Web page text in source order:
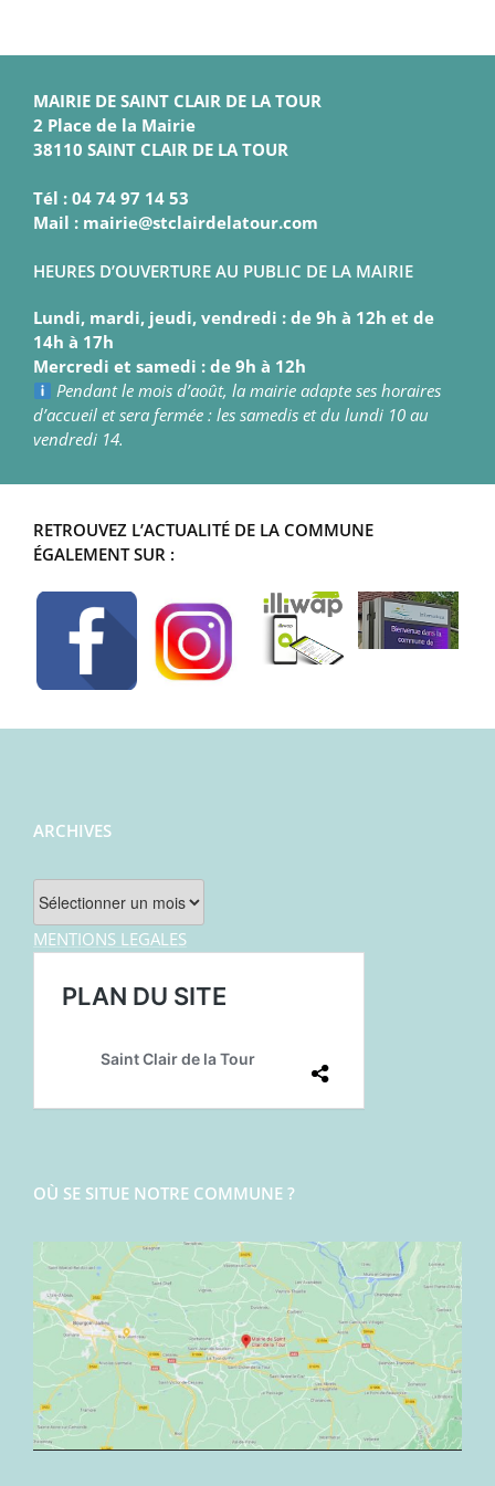
MAIRIE DE SAINT CLAIR DE LA TOUR
2 Place de la Mairie
38110 SAINT CLAIR DE LA TOUR
Tél : 04 74 97 14 53
Mail : mairie@stclairdelatour.com
HEURES D’OUVERTURE AU PUBLIC DE LA MAIRIE
Lundi, mardi, jeudi, vendredi : de 9h à 12h et de
14h à 17h
Mercredi et samedi : de 9h à 12h
Pendant le mois d’août, la mairie adapte ses horaires
d’accueil et sera fermée : les samedis et du lundi 10 au
vendredi 14.
RETROUVEZ L’ACTUALITÉ DE LA COMMUNE
ÉGALEMENT SUR :
ARCHIVES
Archives
MENTIONS LEGALES
OÙ SE SITUE NOTRE COMMUNE ?